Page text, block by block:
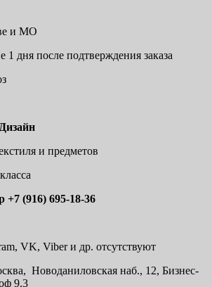
и МО
дня после подтверждения заказа
и предметов
+7 (916) 695-18-36
VK, Viber и др. отсутствуют
Новоданиловская наб., 12, Бизнес-
9.3